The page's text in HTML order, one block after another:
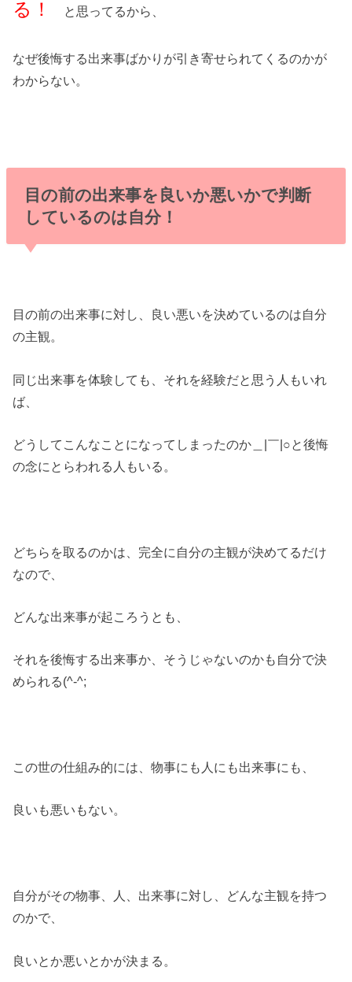
る！ と思ってるから、
なぜ後悔する出来事ばかりが引き寄せられてくるのかが
わからない。
目の前の出来事を良いか悪いかで判断
しているのは自分！
目の前の出来事に対し、良い悪いを決めているのは自分
の主観。
同じ出来事を体験しても、それを経験だと思う人もいれ
ば、
どうしてこんなことになってしまったのか＿|￣|○と後悔
の念にとらわれる人もいる。
どちらを取るのかは、完全に自分の主観が決めてるだけ
なので、
どんな出来事が起ころうとも、
それを後悔する出来事か、そうじゃないのかも自分で決
められる(^-^;
この世の仕組み的には、物事にも人にも出来事にも、
良いも悪いもない。
自分がその物事、人、出来事に対し、どんな主観を持つ
のかで、
良いとか悪いとかが決まる。